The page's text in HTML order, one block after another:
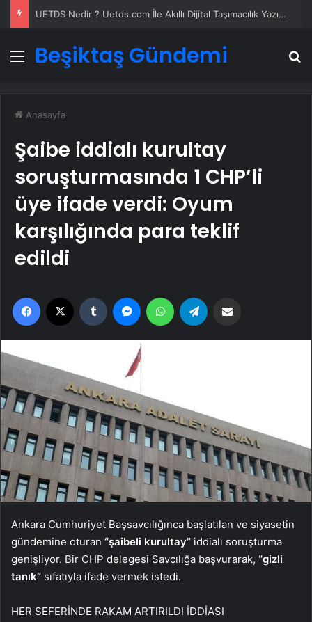
Datahost İle Güvenilir Sunucu Hizmetleri
Menü
Beşiktaş Gündemi
Anasayfa
Şaibe iddialı kurultay
soruşturmasında 1 CHP’li
üye ifade verdi: Oyum
karşılığında para teklif
edildi
Facebook Tumblr MessengerWhatsApp
Ankara Cumhuriyet Başsavcılığınca başlatılan ve siyasetin
gündemine oturan “şaibeli kurultay” iddialı soruşturma
genişliyor. Bir CHP delegesi Savcılığa başvurarak, “gizli
tanık” sıfatıyla ifade vermek istedi.
HER SEFERİNDE RAKAM ARTIRILDI İDDİASI